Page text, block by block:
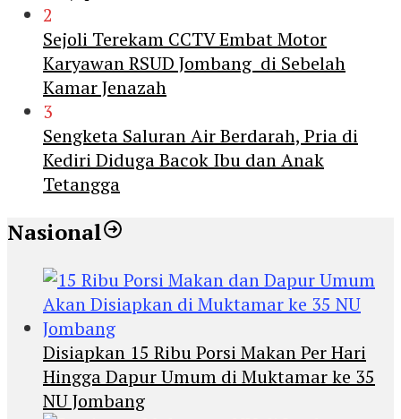
2
Sejoli Terekam CCTV Embat Motor
Karyawan RSUD Jombang di Sebelah
Kamar Jenazah
3
Sengketa Saluran Air Berdarah, Pria di
Kediri Diduga Bacok Ibu dan Anak
Tetangga
Nasional
Disiapkan 15 Ribu Porsi Makan Per Hari
Hingga Dapur Umum di Muktamar ke 35
NU Jombang